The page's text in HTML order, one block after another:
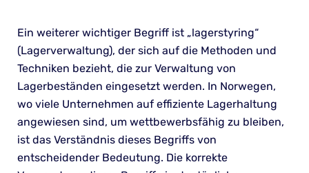
Ein weiterer wichtiger Begriff ist „lagerstyring“
(Lagerverwaltung), der sich auf die Methoden und
Techniken bezieht, die zur Verwaltung von
Lagerbeständen eingesetzt werden. In Norwegen,
wo viele Unternehmen auf effiziente Lagerhaltung
angewiesen sind, um wettbewerbsfähig zu bleiben,
ist das Verständnis dieses Begriffs von
entscheidender Bedeutung. Die korrekte